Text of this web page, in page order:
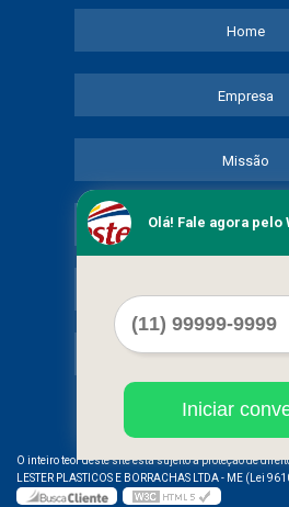
Home
Empresa
Missão
Serviços
Mapa do site
O inteiro teor deste site está sujeito à proteção de
LESTER PLASTICOS E BORRACHAS LTDA - ME (Lei
Olá! Fale agora pelo
Iniciar